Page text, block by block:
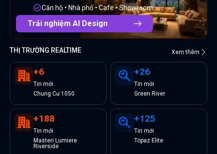
Căn hộ • Nhà phố • Cafe • Showroom
Trải nghiệm AI Design
THỊ TRƯỜNG REALTIME Xem thêm
+6
Tin mới
Chung Cư 1050
+26
Tin mới
Green River
+188
Tin mới
Masteri Lumiere
Riverside
+125
Tin mới
Topaz Elite